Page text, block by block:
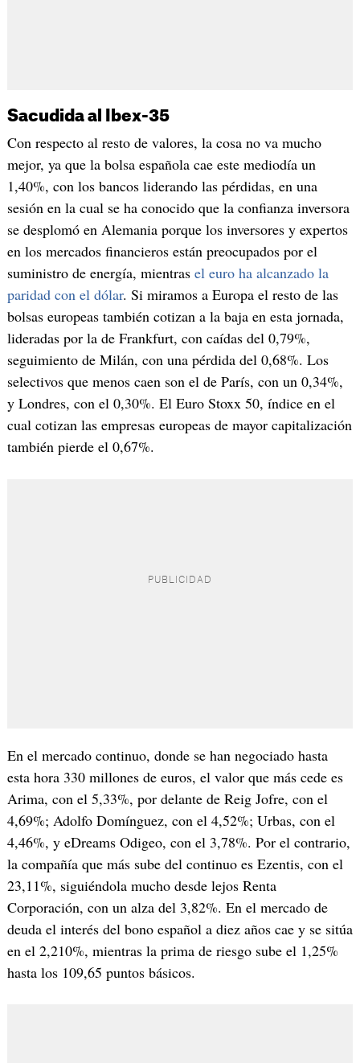
Sacudida al Ibex-35
Con respecto al resto de valores, la cosa no va mucho
mejor, ya que la bolsa española cae este mediodía un
1,40%, con los bancos liderando las pérdidas, en una
sesión en la cual se ha conocido que la confianza inversora
se desplomó en Alemania porque los inversores y expertos
en los mercados financieros están preocupados por el
suministro de energía, mientras el euro ha alcanzado la
paridad con el dólar. Si miramos a Europa el resto de las
bolsas europeas también cotizan a la baja en esta jornada,
lideradas por la de Frankfurt, con caídas del 0,79%,
seguimiento de Milán, con una pérdida del 0,68%. Los
selectivos que menos caen son el de París, con un 0,34%,
y Londres, con el 0,30%. El Euro Stoxx 50, índice en el
cual cotizan las empresas europeas de mayor capitalización
también pierde el 0,67%.
En el mercado continuo, donde se han negociado hasta
esta hora 330 millones de euros, el valor que más cede es
Arima, con el 5,33%, por delante de Reig Jofre, con el
4,69%; Adolfo Domínguez, con el 4,52%; Urbas, con el
4,46%, y eDreams Odigeo, con el 3,78%. Por el contrario,
la compañía que más sube del continuo es Ezentis, con el
23,11%, siguiéndola mucho desde lejos Renta
Corporación, con un alza del 3,82%. En el mercado de
deuda el interés del bono español a diez años cae y se sitúa
en el 2,210%, mientras la prima de riesgo sube el 1,25%
hasta los 109,65 puntos básicos.